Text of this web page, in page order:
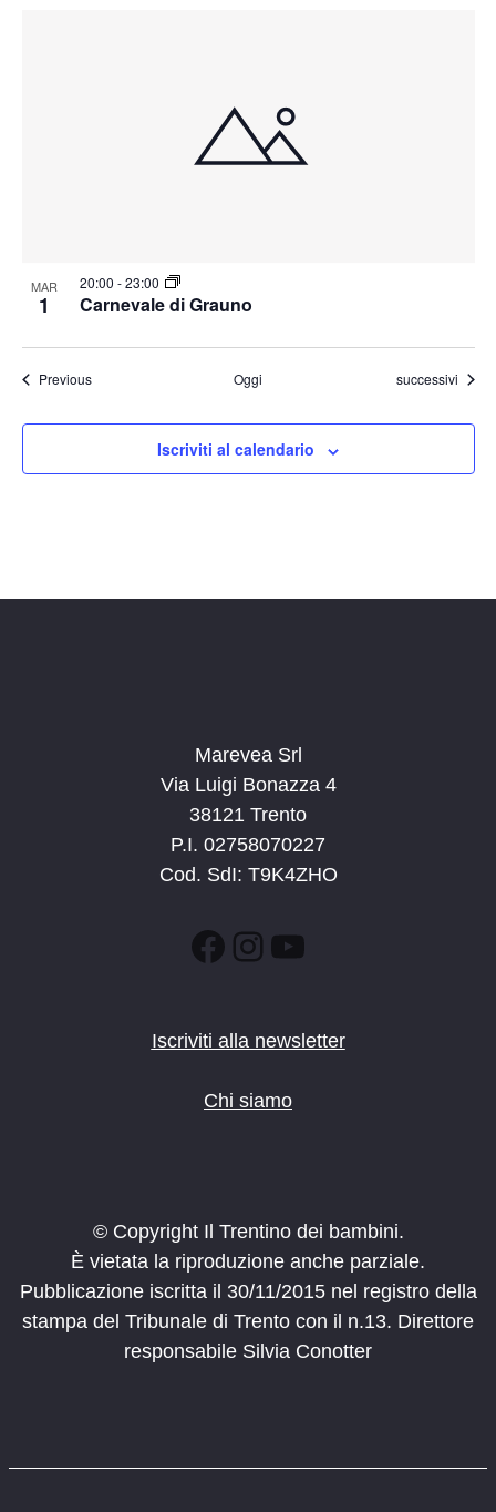
MAR
1 Carnevale di Grauno
20:00 -23:00
PreviousEventi Oggi Eventi
successivi
Iscriviti al calendario
Marevea Srl
Via Luigi Bonazza 4
38121 Trento
P.I. 02758070227
Cod. SdI: T9K4ZHO
Facebook
Instagram
YouTube
Iscriviti alla newsletter
Chi siamo
© Copyright Il Trentino dei bambini.
È vietata la riproduzione anche parziale.
Pubblicazione iscritta il 30/11/2015 nel registro della
stampa del Tribunale di Trento con il n.13. Direttore
responsabile Silvia Conotter